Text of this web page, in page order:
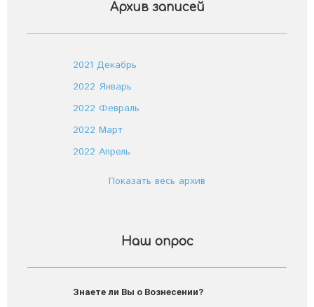
Архив записей
2021 Декабрь
2022 Январь
2022 Февраль
2022 Март
2022 Апрель
Показать весь архив
Наш опрос
Знаете ли Вы о Вознесении?